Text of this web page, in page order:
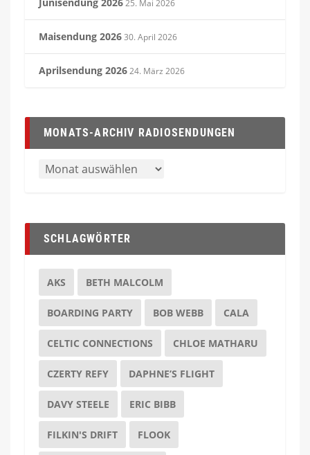
25. Mai 2026
Maisendung 202630. April 2026
Aprilsendung 202624. März 2026
MONATS-ARCHIV RADIOSENDUNGEN
SCHLAGWÖRTER
AKS BETH MALCOLM
BOARDING PARTY BOB WEBB CALA
CELTIC CONNECTIONS CHLOE MATHARU
CZERTY REFY DAPHNE’S FLIGHT
DAVY STEELE ERIC BIBB
FILKIN'S DRIFT FLOOK